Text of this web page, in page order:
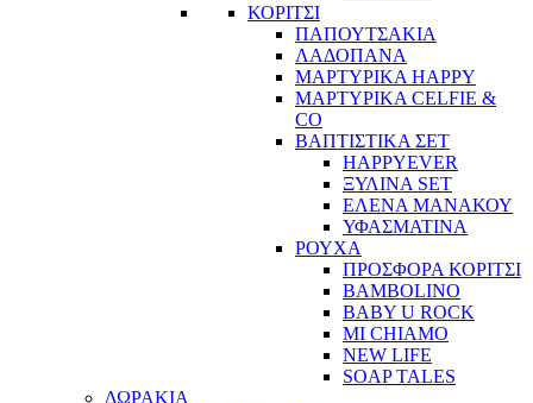
ΚΟΡΙΤΣΙ
ΠΑΠΟΥΤΣΑΚΙΑ
ΛΑΔΟΠΑΝΑ
ΜΑΡΤΥΡΙΚΑ HAPPY
ΜΑΡΤΥΡΙΚΑ CELFIE &
CO
ΒΑΠΤΙΣΤΙΚΑ ΣΕΤ
HAPPYEVER
ΞΥΛΙΝΑ SET
ΕΛΕΝΑ ΜΑΝΑΚΟΥ
ΥΦΑΣΜΑΤΙΝΑ
ΡΟΥΧΑ
ΠΡΟΣΦΟΡΑ ΚΟΡΙΤΣΙ
BAMBOLINO
BABY U ROCK
MI CHIAMO
NEW LIFE
SOAP TALES
ΔΩΡΑΚΙΑ